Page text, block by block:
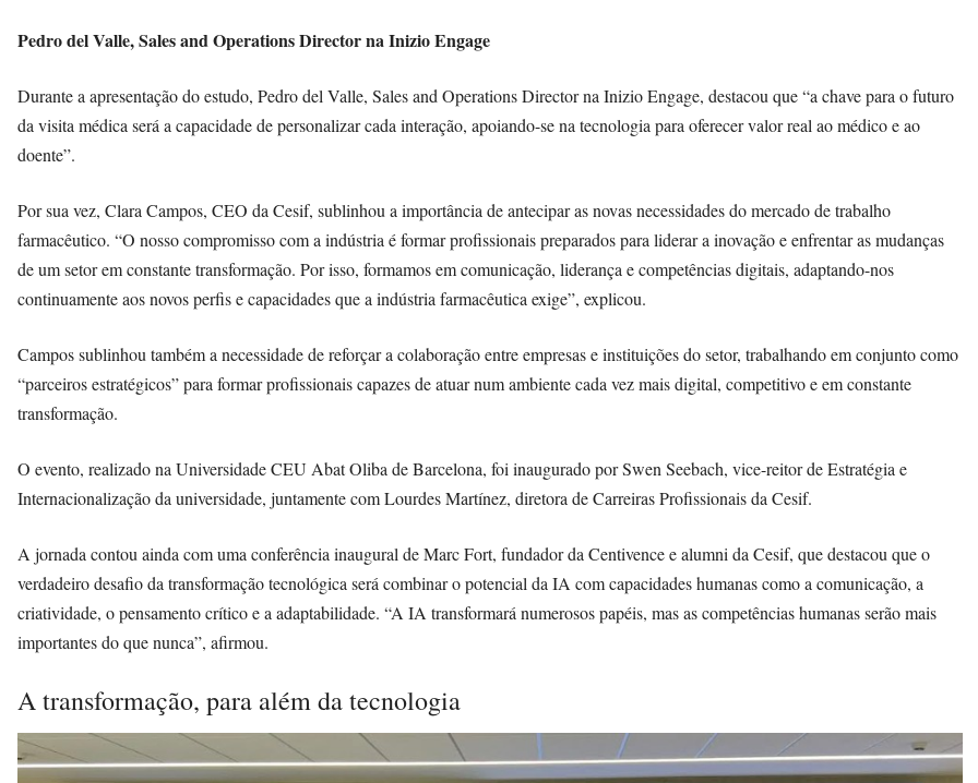
Pedro del Valle, Sales and Operations Director na Inizio Engage
Durante a apresentação do estudo, Pedro del Valle, Sales and Operations Director na Inizio Engage, destacou que “a chave para o futuro
da visita médica será a capacidade de personalizar cada interação, apoiando-se na tecnologia para oferecer valor real ao médico e ao
doente”.
Por sua vez, Clara Campos, CEO da Cesif, sublinhou a importância de antecipar as novas necessidades do mercado de trabalho
farmacêutico. “O nosso compromisso com a indústria é formar profissionais preparados para liderar a inovação e enfrentar as mudanças
de um setor em constante transformação. Por isso, formamos em comunicação, liderança e competências digitais, adaptando-nos
continuamente aos novos perfis e capacidades que a indústria farmacêutica exige”, explicou.
Campos sublinhou também a necessidade de reforçar a colaboração entre empresas e instituições do setor, trabalhando em conjunto como
“parceiros estratégicos” para formar profissionais capazes de atuar num ambiente cada vez mais digital, competitivo e em constante
transformação.
O evento, realizado na Universidade CEU Abat Oliba de Barcelona, foi inaugurado por Swen Seebach, vice-reitor de Estratégia e
Internacionalização da universidade, juntamente com Lourdes Martínez, diretora de Carreiras Profissionais da Cesif.
A jornada contou ainda com uma conferência inaugural de Marc Fort, fundador da Centivence e alumni da Cesif, que destacou que o
verdadeiro desafio da transformação tecnológica será combinar o potencial da IA com capacidades humanas como a comunicação, a
criatividade, o pensamento crítico e a adaptabilidade. “A IA transformará numerosos papéis, mas as competências humanas serão mais
importantes do que nunca”, afirmou.
A transformação, para além da tecnologia